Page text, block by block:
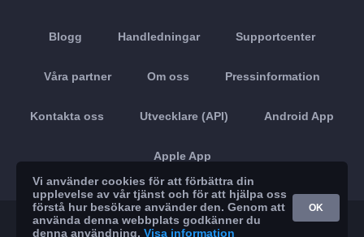
Blogg Handledningar Supportcenter
Våra partner Om oss Pressinformation
Kontakta oss Utvecklare (API) Android App
Apple App
© 2026 Brickoft Sekretess Tjänststatus
Vi använder cookies för att förbättra din
upplevelse av vår tjänst och för att hjälpa oss
förstå hur besökare använder den. Genom att
använda denna webbplats godkänner du
denna användning. Visa information
OK